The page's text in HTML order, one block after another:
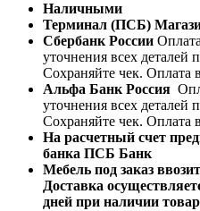
Наличными
Терминал (ПСБ)
Сбербанк России
уточнения всех деталей
Сохраняйте чек. Оплата
Альфа Банк Россия
уточнения всех деталей
Сохраняйте чек. Оплата
На расчетный счет
банка ПСБ Банк
Мебель под заказ
Доставка
дней при наличии